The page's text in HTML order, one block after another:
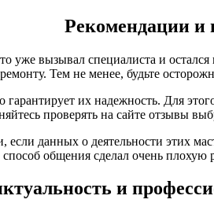
Рекомендации и
уже вызывал специалиста и
Тем не менее, будьте
гарантирует их надежность. Для
проверять на сайте отзывы
данных о деятельности этих
способ общения сделал очень плохую
и